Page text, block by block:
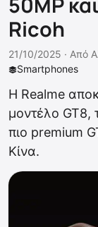
Ricoh
Smartphones
21/10/2025 · Από
Η Realme
μοντέλο GT8,
πιο premium
Κίνα.